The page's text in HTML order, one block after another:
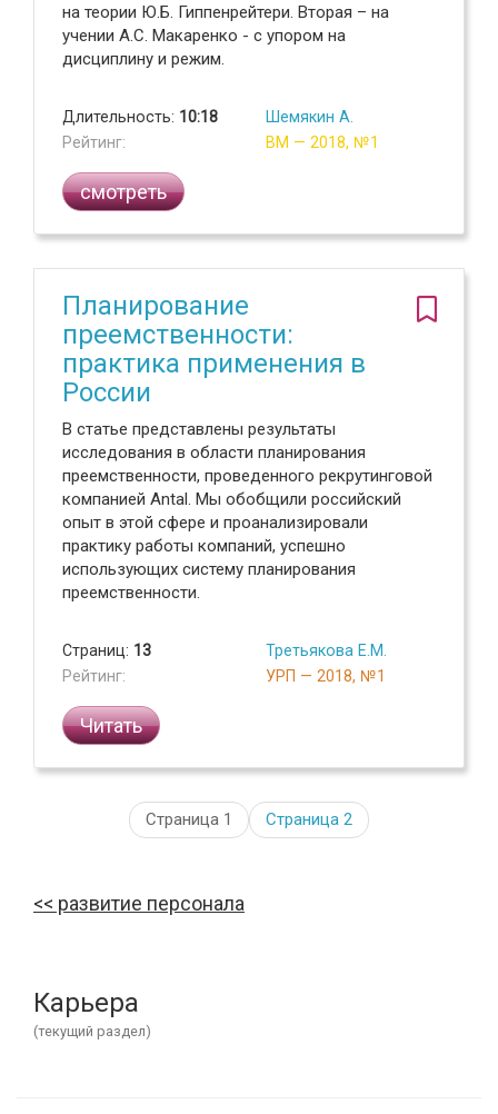
на теории Ю.Б. Гиппенрейтери. Вторая – на
учении А.С. Макаренко - с упором на
дисциплину и режим.
Длительность: 10:18
Рейтинг:
Шемякин А.
ВМ — 2018, №1
смотреть
Планирование
преемственности:
практика применения в
России
В статье представлены результаты
исследования в области планирования
преемственности, проведенного рекрутинговой
компанией Antal. Мы обобщили российский
опыт в этой сфере и проанализировали
практику работы компаний, успешно
использующих систему планирования
преемственности.
Страниц: 13
Рейтинг:
Третьякова Е.М.
УРП — 2018, №1
Читать
Страница 1 Страница 2
развитие персонала
Карьера
(текущий раздел)